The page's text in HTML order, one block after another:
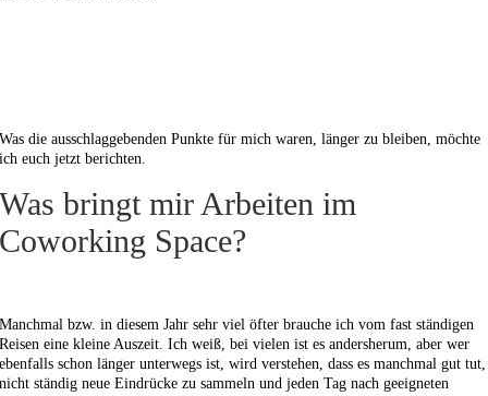
Was die ausschlaggebenden Punkte für mich waren, länger zu bleiben, möchte
ich euch jetzt berichten.
Was bringt mir Arbeiten im
Coworking Space?
Manchmal bzw. in diesem Jahr sehr viel öfter brauche ich vom fast ständigen
Reisen eine kleine Auszeit. Ich weiß, bei vielen ist es andersherum, aber wer
ebenfalls schon länger unterwegs ist, wird verstehen, dass es manchmal gut tut,
nicht ständig neue Eindrücke zu sammeln und jeden Tag nach geeigneten